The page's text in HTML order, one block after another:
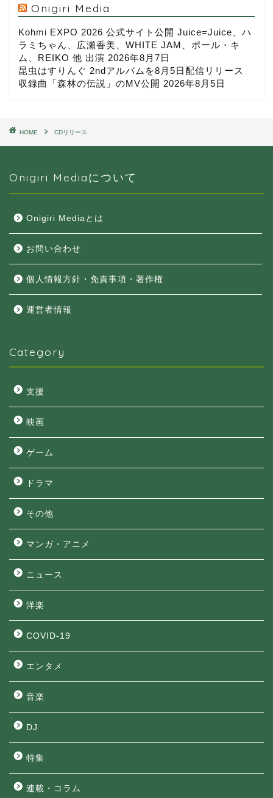
Onigiri Media
Kohmi EXPO 2026 公式サイト公開 Juice=Juice、ハ
ラミちゃん、広瀬香美、WHITE JAM、ポール・キ
ム、REIKO 他 出演 2026年8月7日
昆虫はすりんぐ 2ndアルバムを8月5日配信リリース
収録曲「森林の伝説」のMV公開 2026年8月5日
HOME CDリリース
Onigiri Mediaについて
Onigiri Mediaとは
お問い合わせ
個人情報方針・免責事項・著作権
運営者情報
Category
支援
映画
ゲーム
ドラマ
その他
マンガ・アニメ
ニュース
洋楽
COVID-19
エンタメ
音楽
DJ
特集
連載・コラム